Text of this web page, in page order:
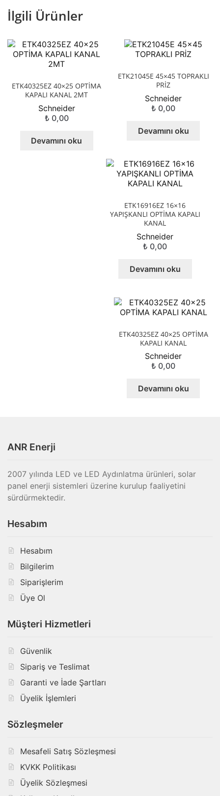
İlgili Ürünler
ETK40325EZ 40×25 OPTİMA
KAPALI KANAL 2MT
Schneider
₺ 0,00
Devamını oku
ETK21045E 45×45 TOPRAKLI
PRİZ
Schneider
₺ 0,00
Devamını oku
ETK16916EZ 16×16
YAPIŞKANLI OPTİMA KAPALI
KANAL
Schneider
₺ 0,00
Devamını oku
ETK40325EZ 40×25 OPTİMA
KAPALI KANAL
Schneider
₺ 0,00
Devamını oku
ANR Enerji
2007 yılında LED ve LED Aydınlatma ürünleri, solar
panel enerji sistemleri üzerine kurulup faaliyetini
sürdürmektedir.
Hesabım
Hesabım
Bilgilerim
Siparişlerim
Üye Ol
Müşteri Hizmetleri
Güvenlik
Sipariş ve Teslimat
Garanti ve İade Şartları
Üyelik İşlemleri
Sözleşmeler
Mesafeli Satış Sözleşmesi
KVKK Politikası
Üyelik Sözleşmesi